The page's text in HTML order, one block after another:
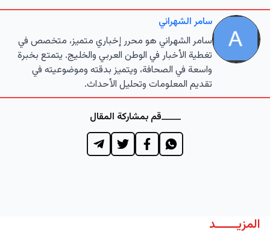
سامر الشهراني
سامر الشهراني هو محرر إخباري متميز، متخصص في
تغطية الأخبار في الوطن العربي والخليج. يتمتع بخبرة
واسعة في الصحافة، ويتميز بدقته وموضوعيته في
تقديم المعلومات وتحليل الأحداث.
قم بمشاركة المقال
المزيــــــد